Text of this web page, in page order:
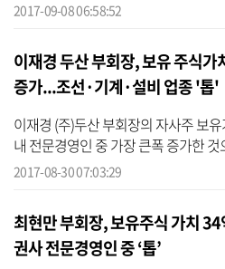
스코어(대표 박주근)에 따르면 국내
2017-09-08 06:58:52
이재경 두산 부회장, 보유 주식가
증가...조선·기계·설비 업종 '톱'
이재경 (주)두산 부회장의 자사주 보
내 전문경영인 중 가장 큰폭 증가한
평가사이트 CEO스코어(대표 박주근)
2017-08-30 07:03:29
최현만 부회장, 보유주식 가치
권사 전문경영인 중 ‘톱’